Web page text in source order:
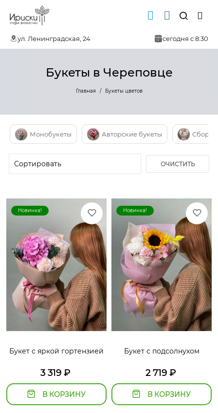
ул. Ленинградская, 24 сегодня с 8:30
Букеты в Череповце
Главная Букеты цветов
Монобукеты Авторские букеты
ОЧИСТИТЬ
Новинка!
Букет с яркой гортензией
3 319 ₽
В КОРЗИНУ
Новинка!
Букет с подсолнухом
2 719₽
В КОРЗИНУ